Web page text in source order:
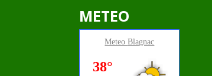
METEO
MeteoBlagnac